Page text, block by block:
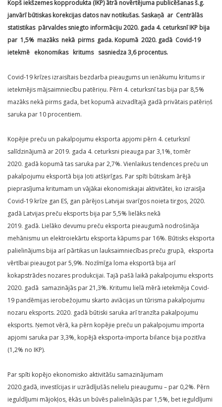
Kopš iekšzemes kopprodukta (IKP) ātrā novērtējuma publicēšanas š.g.
janvārī būtiskas korekcijas datos nav notikušas. Saskaņā ar Centrālās
statistikas pārvaldes sniegto informāciju 2020. gada 4. ceturksnī IKP bija
par 1,5% mazāks nekā pirms gada. Kopumā 2020. gadā Covid-19
ietekmē ekonomikas kritums sasniedza 3,6 procentus.
Covid-19 krīzes izraisītais bezdarba pieaugums un ienākumu kritums ir
ietekmējis mājsaimniecību patēriņu. Pērn 4. ceturksnī tas bija par 8,5%
mazāks nekā pirms gada, bet kopumā aizvadītajā gadā privātais patēriņš
saruka par 10 procentiem.
Kopējie preču un pakalpojumu eksporta apjomi pērn 4. ceturksnī
salīdzinājumā ar 2019. gada 4. ceturksni pieauga par 3,1%, tomēr
2020. gadā kopumā tas saruka par 2,7%. Vienlaikus tendences preču un
pakalpojumu eksportā bija ļoti atšķirīgas. Par spīti būtiskam ārējā
pieprasījuma kritumam un vājākai ekonomiskajai aktivitātei, ko izraisīja
Covid-19 krīze gan ES, gan pārējos Latvijai svarīgos noieta tirgos, 2020.
gadā Latvijas preču eksports bija par 5,5% lielāks nekā
2019. gadā. Lielāko devumu preču eksporta pieaugumā nodrošināja
mehānismu un elektroiekārtu eksporta kāpums par 16%. Būtisks eksporta
palielinājums bija arī pārtikas un lauksaimniecības preču grupā, eksporta
vērtībai pieaugot par 5,9%. Nozīmīga loma eksportā bija arī
kokapstrādes nozares produkcijai. Tajā pašā laikā pakalpojumu eksports
2020. gadā samazinājās par 21,3%. Kritumu lielā mērā ietekmēja Covid-
19 pandēmijas ierobežojumu skarto aviācijas un tūrisma pakalpojumu
nozaru eksports. 2020. gadā būtiski saruka arī tranzīta pakalpojumu
eksports. Ņemot vērā, ka pērn kopējie preču un pakalpojumu importa
apjomi saruka par 3,3%, kopējā eksporta-importa bilance bija pozitīva
(1,2% no IKP).
Par spīti kopējo ekonomisko aktivitāšu samazinājumam
2020.gadā, investīcijas ir uzrādījušās nelielu pieaugumu – par 0,2%. Pērn
ieguldījumi mājokļos, ēkās un būvēs palielinājās par 1,5%, bet ieguldījumi